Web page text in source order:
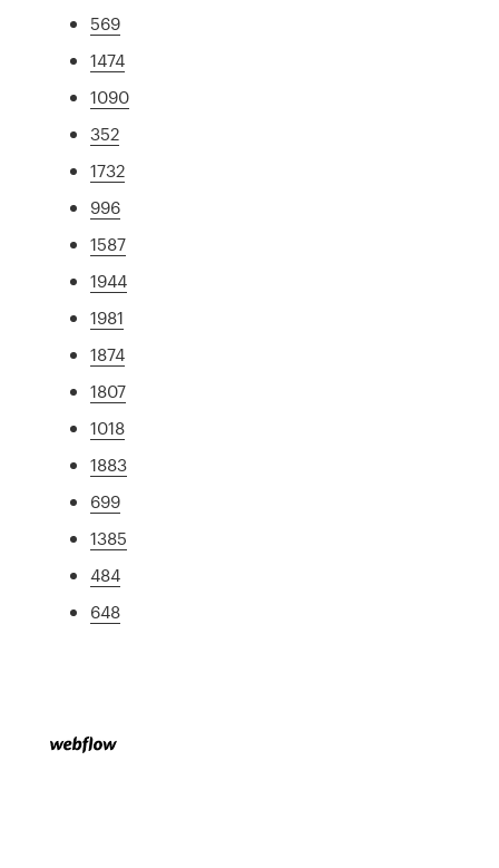
569
1474
1090
352
1732
996
1587
1944
1981
1874
1807
1018
1883
699
1385
484
648